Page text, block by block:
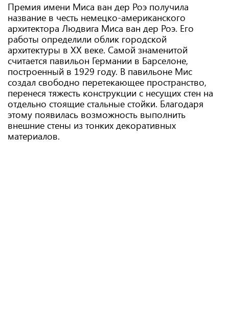
Премия имени Миса ван дер Роэ получила
название в честь немецко-американского
архитектора Людвига Миса ван дер Роэ. Его
работы определили облик городской
архитектуры в ХХ веке. Самой знаменитой
считается павильон Германии в Барселоне,
построенный в 1929 году. В павильоне Мис
создал свободно перетекающее пространство,
перенеся тяжесть конструкции с несущих стен на
отдельно стоящие стальные стойки. Благодаря
этому появилась возможность выполнить
внешние стены из тонких декоративных
материалов.